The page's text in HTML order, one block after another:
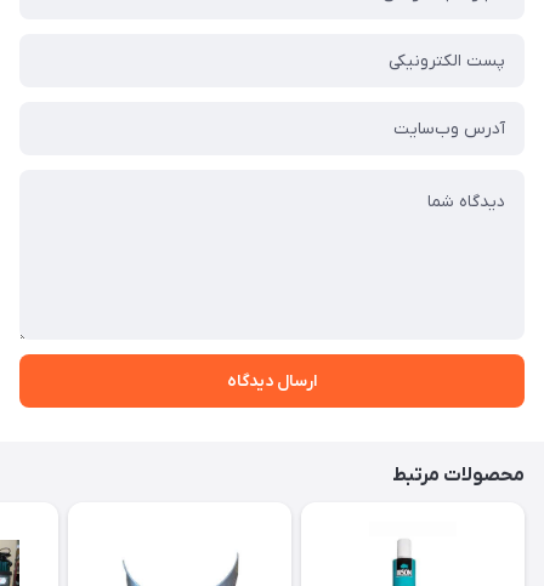
ارسال دیدگاه
محصولات مرتبط